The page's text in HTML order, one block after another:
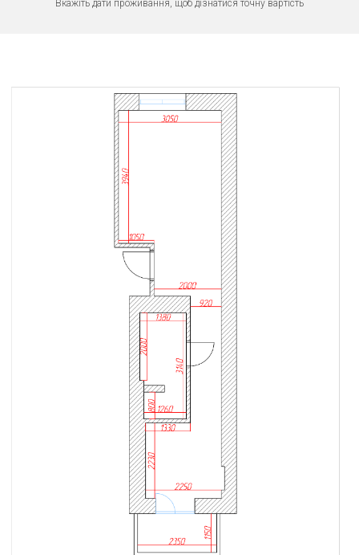
Вкажіть дати проживання, щоб дізнатися точну вартість